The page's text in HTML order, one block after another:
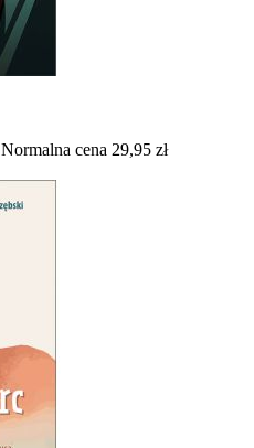
Normalna cena 29,95 zł